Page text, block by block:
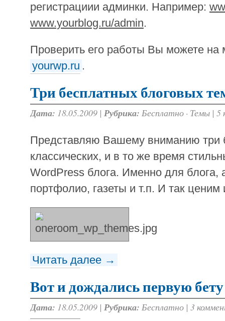
регистрациии админки. Например:
www.yourblog.ru/admin.
Проверить его работы Вы можете на
yourwp.ru .
Три бесплатных блоговых
Дата: 18.05.2009 | Рубрика: Бесплатно · Темы | 5
Представляю Вашему вниманию три
классических, и в то же время
WordPress блога. Именно для блога,
портфолио, газеты и т.п. И так ценим
Читать далее →
Вот и дождались первую
Дата: 18.05.2009 | Рубрика: Бесплатно | 3